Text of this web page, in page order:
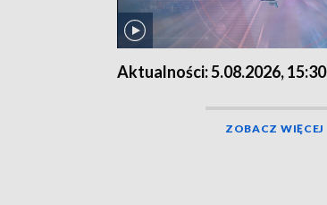
Aktualności: 5.08.2026, 15:30
ZOBACZ WIĘCEJ